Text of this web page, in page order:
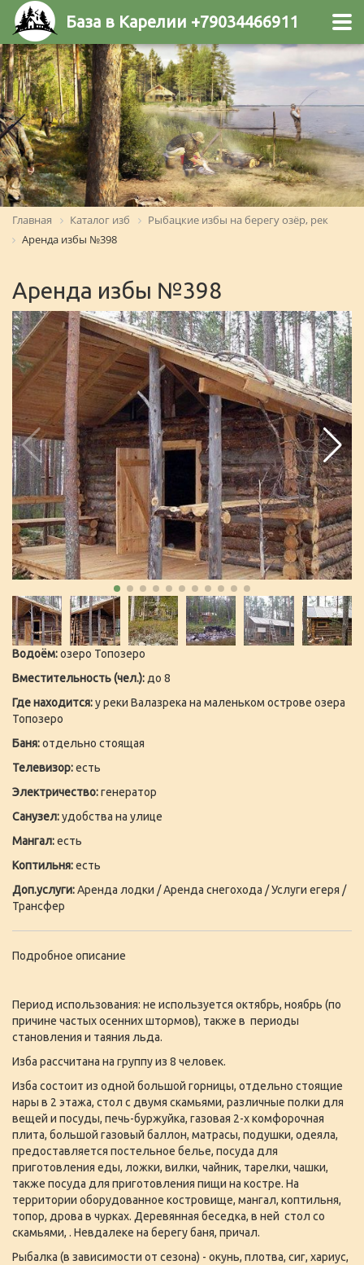
База в Карелии +79034466911
Главная Каталог изб
Рыбацкие избы на берегу озёр, рек
Аренда избы №398
Аренда избы №398
Водоём:озеро Топозеро
Вместительность (чел.): до 8
Где находится:у реки Валазрека на маленьком острове озера
Топозеро
Баня:отдельно стоящая
Телевизор:есть
Электричество:генератор
Санузел:удобства на улице
Мангал:есть
Коптильня:есть
Доп.услуги:Аренда лодки / Аренда снегохода / Услуги егеря /
Трансфер
Подробное описание
Период использования: не используется октябрь, ноябрь (по
причине частых осенних штормов), также в периоды
становления и таяния льда.
Изба рассчитана на группу из 8 человек.
Изба состоит из одной большой горницы, отдельно стоящие
нары в 2 этажа, стол с двумя скамьями, различные полки для
вещей и посуды, печь-буржуйка, газовая 2-х комфорочная
плита, большой газовый баллон, матрасы, подушки, одеяла,
предоставляется постельное белье, посуда для
приготовления еды, ложки, вилки, чайник, тарелки, чашки,
также посуда для приготовления пищи на костре. На
территории оборудованное костровище, мангал, коптильня,
топор, дрова в чурках. Деревянная беседка, в ней стол со
скамьями, . Невдалеке на берегу баня, причал.
Рыбалка (в зависимости от сезона) - окунь, плотва, сиг, хариус,